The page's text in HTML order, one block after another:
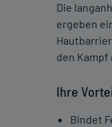
Die
ergeben
den Kampf
Ihre
Bindet